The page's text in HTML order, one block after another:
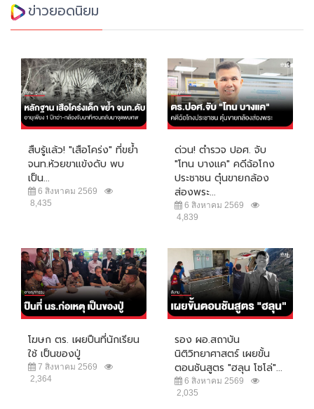
ข่าวยอดนิยม
สืบรู้แล้ว! "เสือโคร่ง" ที่ขย้ำ
จนท.ห้วยขาแข้งดับ พบ
เป็น...
6 สิงหาคม 2569
8,435
ด่วน! ตำรวจ ปอศ. จับ
"โทน บางแค" คดีฉ้อโกง
ประชาชน ตุ๋นขายกล้อง
ส่องพระ...
6 สิงหาคม 2569
4,839
โฆษก ตร. เผยปืนที่นักเรียน
ใช้ เป็นของปู่
7 สิงหาคม 2569
2,364
รอง ผอ.สถาบัน
นิติวิทยาศาสตร์ เผยขั้น
ตอนชันสูตร "ฮลุน โซโล่"...
6 สิงหาคม 2569
2,035